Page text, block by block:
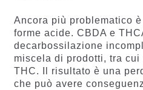
Ancora più problematico
forme acide. CBDA e
decarbossilazione
miscela di prodotti, tra
THC. Il risultato è una
che può avere